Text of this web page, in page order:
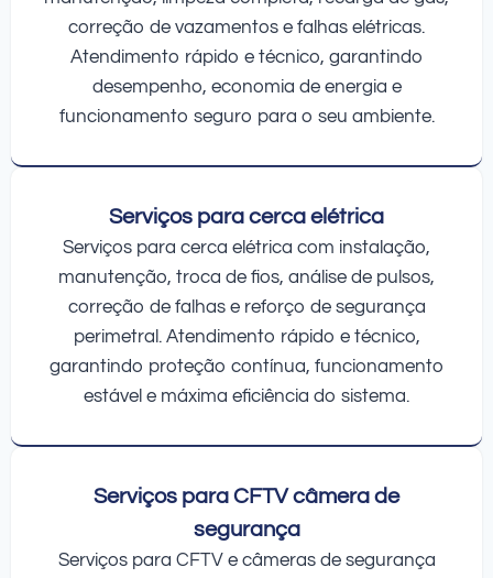
correção de vazamentos e falhas elétricas.
Atendimento rápido e técnico, garantindo
desempenho, economia de energia e
funcionamento seguro para o seu ambiente.
Serviços para cerca elétrica
Serviços para cerca elétrica com instalação,
manutenção, troca de fios, análise de pulsos,
correção de falhas e reforço de segurança
perimetral. Atendimento rápido e técnico,
garantindo proteção contínua, funcionamento
estável e máxima eficiência do sistema.
Serviços para CFTV câmera de
segurança
Serviços para CFTV e câmeras de segurança